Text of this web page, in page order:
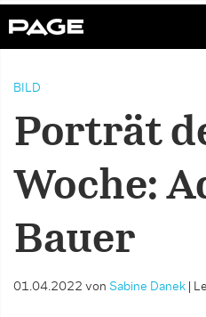
BILD
Porträt
Woche:
Bauer
01.04.2022 von Sabine Danek